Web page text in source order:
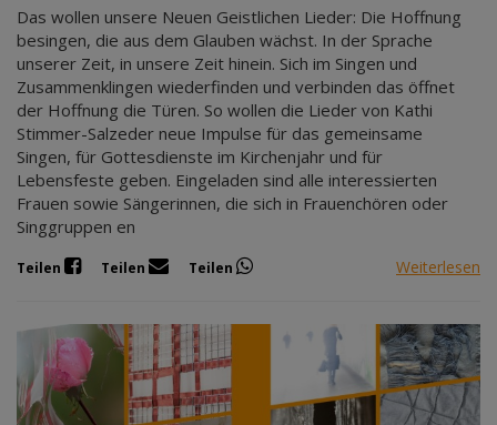
Das wollen unsere Neuen Geistlichen Lieder: Die Hoffnung
besingen, die aus dem Glauben wächst. In der Sprache
unserer Zeit, in unsere Zeit hinein. Sich im Singen und
Zusammenklingen wiederfinden und verbinden das öffnet
der Hoffnung die Türen. So wollen die Lieder von Kathi
Stimmer-Salzeder neue Impulse für das gemeinsame
Singen, für Gottesdienste im Kirchenjahr und für
Lebensfeste geben. Eingeladen sind alle interessierten
Frauen sowie Sängerinnen, die sich in Frauenchören oder
Singgruppen en
Teilen Teilen Teilen Weiterlesen